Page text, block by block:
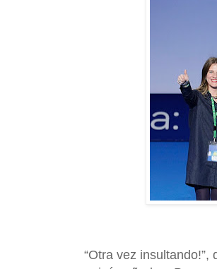
“Otra vez